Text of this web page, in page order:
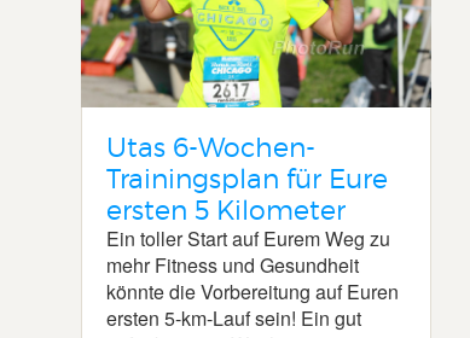
Utas 6-Wochen-
Trainingsplan für Eure
ersten 5 Kilometer
Ein toller Start auf Eurem Weg zu
mehr Fitness und Gesundheit
könnte die Vorbereitung auf Euren
ersten 5-km-Lauf sein! Ein gut